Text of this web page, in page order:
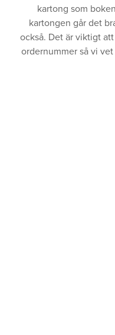
kartong som
kartongen går det
också. Det är viktigt
ordernummer så vi